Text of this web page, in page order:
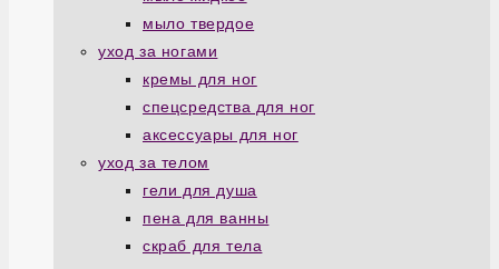
мыло твердое
уход за ногами
кремы для ног
спецсредства для ног
аксессуары для ног
уход за телом
гели для душа
пена для ванны
скраб для тела